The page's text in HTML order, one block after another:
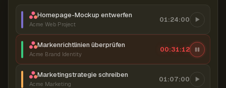
Homepage-Mockup entwerfen
Acme Web Project
01:24:00
Markenrichtlinien überprüfen
Acme Brand Identity
00:31:13
Marketingstrategie schreiben
Acme Marketing
01:07:00